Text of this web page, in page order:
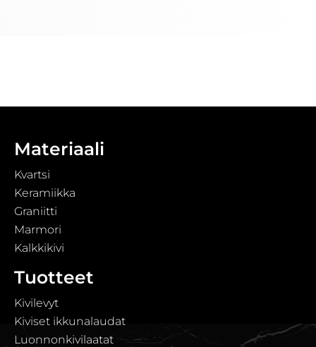
Materiaali
Kvartsi
Keramiikka
Graniitti
Marmori
Kalkkikivi
Tuotteet
Kivilevyt
Kiviset ikkunalaudat
Luonnonkivilaatat